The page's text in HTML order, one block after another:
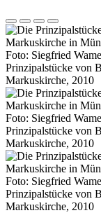
Foto: Siegfried
Prinzipalstücke von
Markuskirche, 2010
Foto: Siegfried
Prinzipalstücke von
Markuskirche, 2010
Foto: Siegfried
Prinzipalstücke von
Markuskirche, 2010